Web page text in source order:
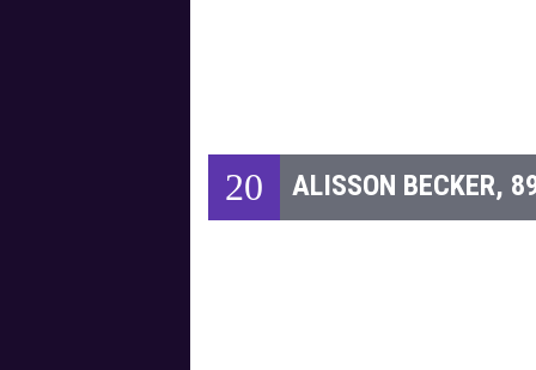
20 ALISSON BECKER,